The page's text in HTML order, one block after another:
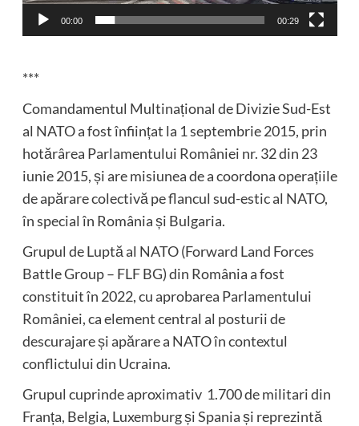
00:00 00:29
***
Comandamentul Multinațional de Divizie Sud-Est
al NATO a fost înființat la 1 septembrie 2015, prin
hotărârea Parlamentului României nr. 32 din 23
iunie 2015, și are misiunea de a coordona operațiile
de apărare colectivă pe flancul sud-estic al NATO,
în special în România și Bulgaria.
Grupul de Luptă al NATO (Forward Land Forces
Battle Group – FLF BG) din România a fost
constituit în 2022, cu aprobarea Parlamentului
României, ca element central al posturii de
descurajare și apărare a NATO în contextul
conflictului din Ucraina.
Grupul cuprinde aproximativ 1.700 de militari din
Franța, Belgia, Luxemburg și Spania și reprezintă